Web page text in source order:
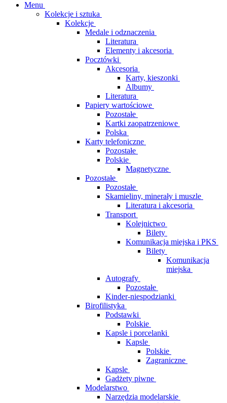
Menu
Kolekcje i sztuka
Kolekcje
Medale i odznaczenia
Literatura
Elementy i akcesoria
Pocztówki
Akcesoria
Karty, kieszonki
Albumy
Literatura
Papiery wartościowe
Pozostałe
Kartki zaopatrzeniowe
Polska
Karty telefoniczne
Pozostałe
Polskie
Magnetyczne
Pozostałe
Pozostałe
Skamieliny, minerały i muszle
Literatura i akcesoria
Transport
Kolejnictwo
Bilety
Komunikacja miejska i PKS
Bilety
Komunikacja
miejska
Autografy
Pozostałe
Kinder-niespodzianki
Birofilistyka
Podstawki
Polskie
Kapsle i porcelanki
Kapsle
Polskie
Zagraniczne
Kapsle
Gadżety piwne
Modelarstwo
Narzędzia modelarskie